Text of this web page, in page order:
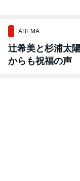
ABEMA
辻希美と杉浦太
からも祝福の声